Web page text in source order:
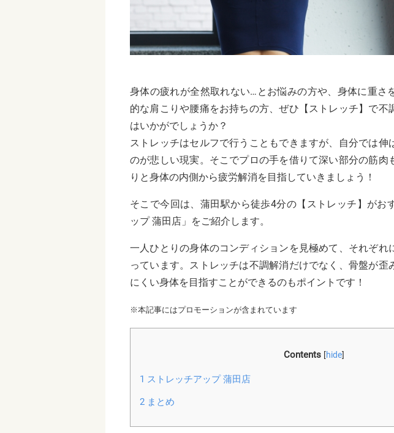
身体の疲れが全然取れない…とお悩みの方や、身体に重さ
的な肩こりや腰痛をお持ちの方、ぜひ【ストレッチ】で不
はいかがでしょうか？
ストレッチはセルフで行うこともできますが、自分では伸
のが悲しい現実。そこでプロの手を借りて深い部分の筋肉
りと身体の内側から疲労解消を目指していきましょう！
そこで今回は、蒲田駅から徒歩4分の【ストレッチ】がお
ップ 蒲田店」をご紹介します。
一人ひとりの身体のコンディションを見極めて、それぞれ
っています。ストレッチは不調解消だけでなく、骨盤が歪
にくい身体を目指すことができるのもポイントです！
※本記事にはプロモーションが含まれています
Contents [hide]
1 ストレッチアップ 蒲田店
2まとめ